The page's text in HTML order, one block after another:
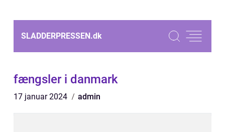
SLADDERPRESSEN.dk
fængsler i danmark
17 januar 2024 admin